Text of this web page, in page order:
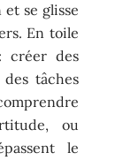
se glisse
En toile
créer des
des tâches
ou
le